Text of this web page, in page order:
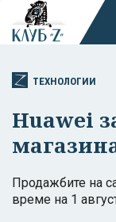
ТЕХНОЛОГИИ
Huawei
Продажбите на
време на 1